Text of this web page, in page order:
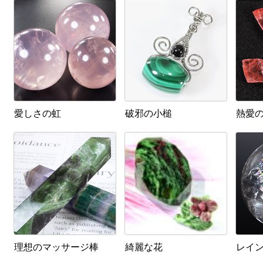
愛しさの虹 破邪の小槌 熱愛
理想のマッサージ棒 綺麗な花 レイ